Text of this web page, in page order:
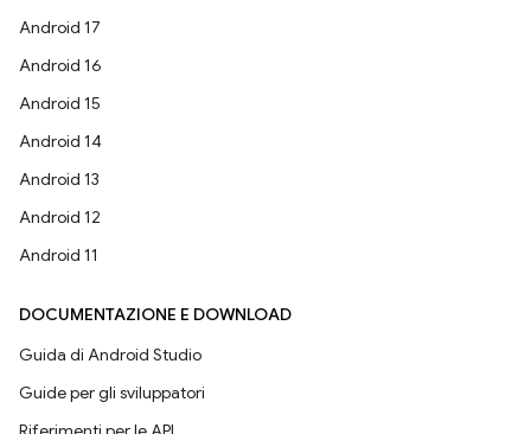
Android 17
Android 16
Android 15
Android 14
Android 13
Android 12
Android 11
DOCUMENTAZIONE E DOWNLOAD
Guida di Android Studio
Guide per gli sviluppatori